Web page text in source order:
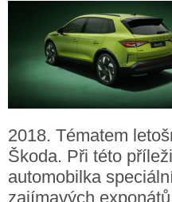
2018. Tématem
Škoda. Při této
automobilka
zajímavých